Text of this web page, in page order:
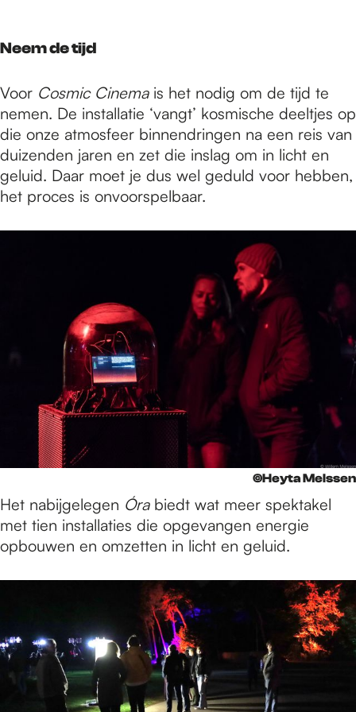
Neem de tijd
Voor Cosmic Cinemais het nodig om de tijd te
nemen. De installatie ‘vangt’ kosmische deeltjes op
die onze atmosfeer binnendringen na een reis van
duizenden jaren en zet die inslag om in licht en
geluid. Daar moet je dus wel geduld voor hebben,
het proces is onvoorspelbaar.
©Heyta Melssen
Het nabijgelegen Órabiedt wat meer spektakel
met tien installaties die opgevangen energie
opbouwen en omzetten in licht en geluid.